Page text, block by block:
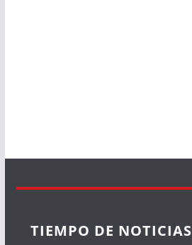
TIEMPO DE NOTICIAS